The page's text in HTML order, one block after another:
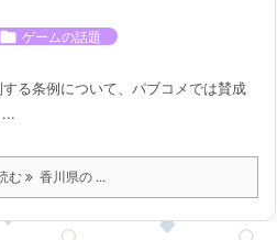
 ゲームの話題
る条例について、パブコメでは賛成
む 香川県の ...